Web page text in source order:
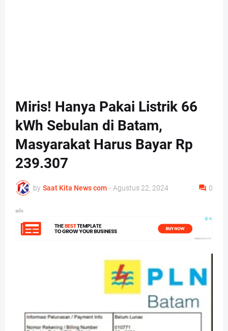
Miris! Hanya Pakai Listrik 66
kWh Sebulan di Batam,
Masyarakat Harus Bayar Rp
239.307
by Saat Kita News com - Agustus 22, 2024 0
ads